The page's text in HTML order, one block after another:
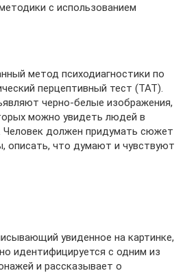
с использованием
метод психодиагностики по
перцептивный тест (ТАТ).
черно-белые изображения,
можно увидеть людей в
Человек должен придумать сюжет
описать, что думают и чувствуют
увиденное на картинке,
идентифицируется с одним из
и рассказывает о